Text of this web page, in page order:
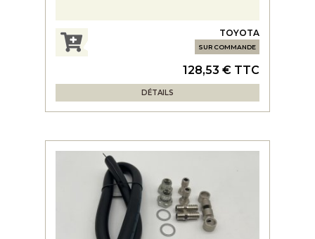
TOYOTA
SUR COMMANDE
128,53 € TTC
DÉTAILS